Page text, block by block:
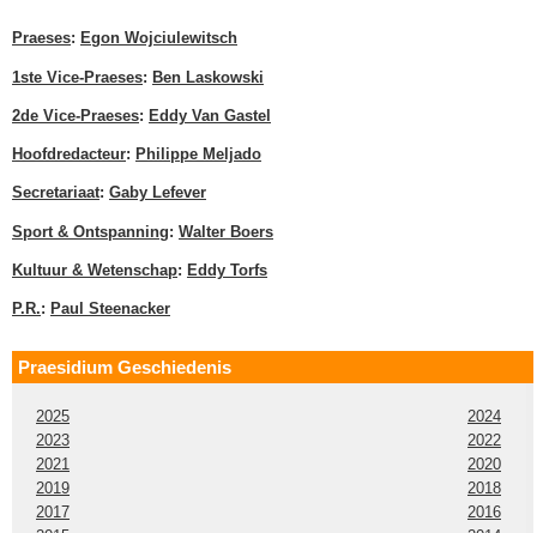
Praeses: Egon Wojciulewitsch
1ste Vice-Praeses: Ben Laskowski
2de Vice-Praeses: Eddy Van Gastel
Hoofdredacteur: Philippe Meljado
Secretariaat: Gaby Lefever
Sport & Ontspanning: Walter Boers
Kultuur & Wetenschap: Eddy Torfs
P.R.: Paul Steenacker
Praesidium Geschiedenis
2025
2024
2023
2022
2021
2020
2019
2018
2017
2016